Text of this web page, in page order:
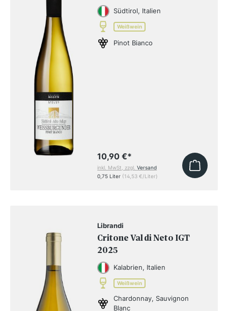
Südtirol, Italien
Weißwein
Pinot Bianco
10,90 €*
inkl. MwSt, zzgl.Versand
0,75 Liter (14,53 €/Liter)
Librandi
Critone Val di Neto IGT
2025
Kalabrien, Italien
Weißwein
Chardonnay, Sauvignon
Blanc